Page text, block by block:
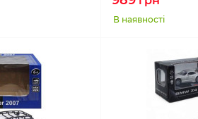
В наявності